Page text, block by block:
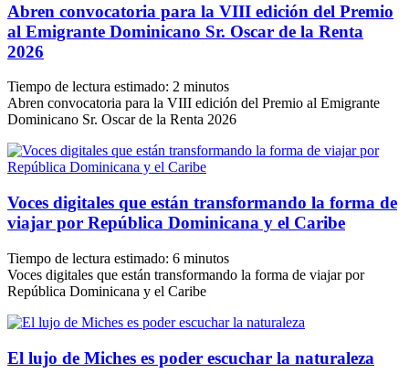
Abren convocatoria para la VIII edición del Premio
al Emigrante Dominicano Sr. Oscar de la Renta
2026
Tiempo de lectura estimado: 2 minutos
Abren convocatoria para la VIII edición del Premio al Emigrante
Dominicano Sr. Oscar de la Renta 2026
Voces digitales que están transformando la forma de
viajar por República Dominicana y el Caribe
Tiempo de lectura estimado: 6 minutos
Voces digitales que están transformando la forma de viajar por
República Dominicana y el Caribe
El lujo de Miches es poder escuchar la naturaleza